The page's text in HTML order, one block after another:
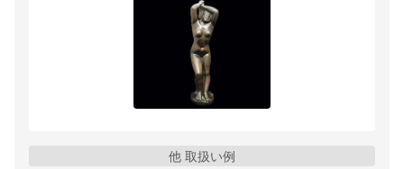
他 取扱い例